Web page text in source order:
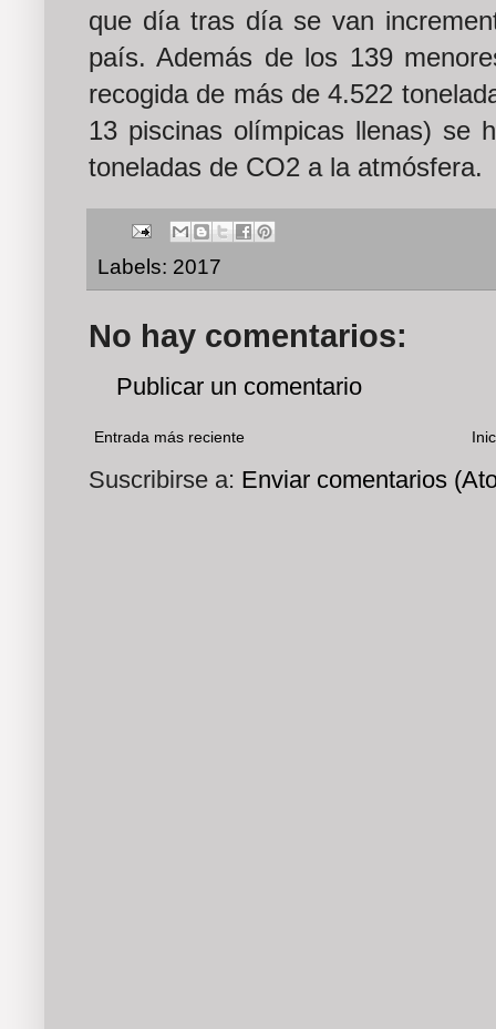
que día tras día se van
país. Además de los 139
recogida de más de 4.522
13 piscinas olímpicas llenas) se
toneladas de CO2 a la atmósfera.
Labels: 2017
No hay comentarios:
Publicar un comentario
Entrada más reciente
Suscribirse a: Enviar comentarios